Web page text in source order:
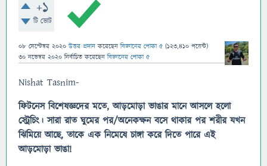
+1
টি ভোট
08 সেপ্টেম্বর 2020 উত্তর প্রদান করেছেনবিজ্ঞানের পোকা ৫ (123,410 পয়েন্ট)
30 নভেম্বর 2020 নির্বাচিত করেছেনবিজ্ঞানের পোকা ৫
Nishat Tasnim-
ফিটনেস বিশেষজ্ঞদের মতে, আড়মোড়া ভাঙার মানে আসলে হলো
স্ট্রেচিং। সারা রাত ঘুমের পর/অনেকক্ষন বসে থাকার পর শরীর যখন
ঝিমিয়ে আছে, তাকে এক নিমেষে চাঙ্গা করে দিতে পারে এই
আড়মোড়া ভাঙা!